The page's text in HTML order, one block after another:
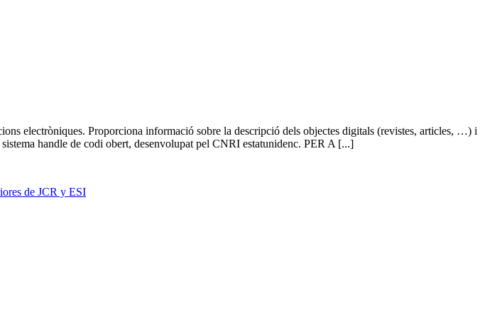
electròniques. Proporciona informació sobre la descripció dels objectes digitals (revistes, articles, …) i
handle de codi obert, desenvolupat pel CNRI estatunidenc. PER A [...]
de JCR y ESI